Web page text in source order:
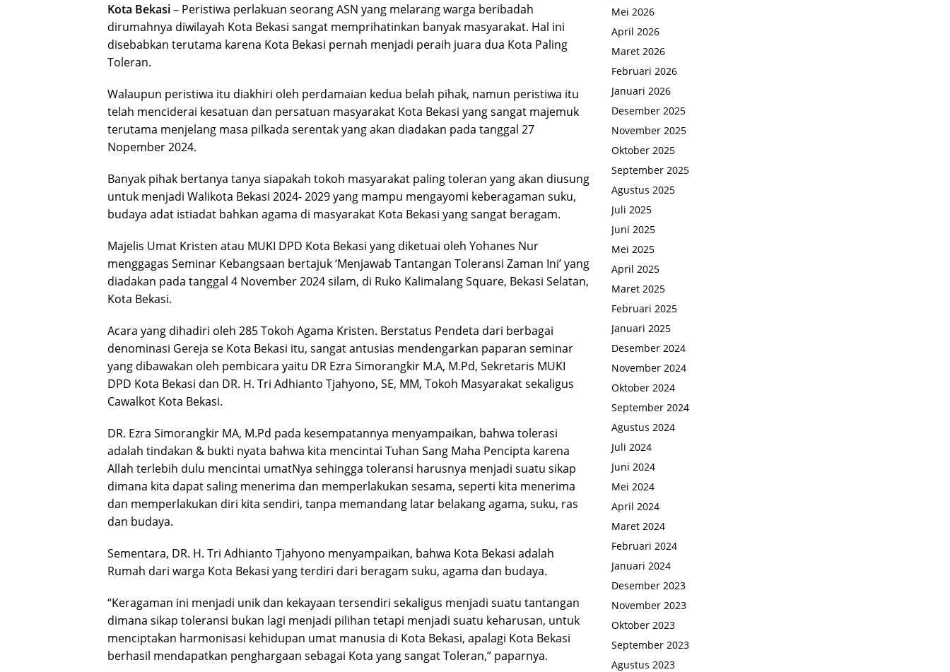
Kota Bekasi– Peristiwa perlakuan seorang ASN yang melarang warga beribadah
dirumahnya diwilayah Kota Bekasi sangat memprihatinkan banyak masyarakat. Hal ini
disebabkan terutama karena Kota Bekasi pernah menjadi peraih juara dua Kota Paling
Toleran.
Walaupun peristiwa itu diakhiri oleh perdamaian kedua belah pihak, namun peristiwa itu
telah menciderai kesatuan dan persatuan masyarakat Kota Bekasi yang sangat majemuk
terutama menjelang masa pilkada serentak yang akan diadakan pada tanggal 27
Nopember 2024.
Banyak pihak bertanya tanya siapakah tokoh masyarakat paling toleran yang akan diusung
untuk menjadi Walikota Bekasi 2024- 2029 yang mampu mengayomi keberagaman suku,
budaya adat istiadat bahkan agama di masyarakat Kota Bekasi yang sangat beragam.
Majelis Umat Kristen atau MUKI DPD Kota Bekasi yang diketuai oleh Yohanes Nur
menggagas Seminar Kebangsaan bertajuk ‘Menjawab Tantangan Toleransi Zaman Ini’ yang
diadakan pada tanggal 4 November 2024 silam, di Ruko Kalimalang Square, Bekasi Selatan,
Kota Bekasi.
Acara yang dihadiri oleh 285 Tokoh Agama Kristen. Berstatus Pendeta dari berbagai
denominasi Gereja se Kota Bekasi itu, sangat antusias mendengarkan paparan seminar
yang dibawakan oleh pembicara yaitu DR Ezra Simorangkir M.A, M.Pd, Sekretaris MUKI
DPD Kota Bekasi dan DR. H. Tri Adhianto Tjahyono, SE, MM, Tokoh Masyarakat sekaligus
Cawalkot Kota Bekasi.
DR. Ezra Simorangkir MA, M.Pd pada kesempatannya menyampaikan, bahwa tolerasi
adalah tindakan & bukti nyata bahwa kita mencintai Tuhan Sang Maha Pencipta karena
Allah terlebih dulu mencintai umatNya sehingga toleransi harusnya menjadi suatu sikap
dimana kita dapat saling menerima dan memperlakukan sesama, seperti kita menerima
dan memperlakukan diri kita sendiri, tanpa memandang latar belakang agama, suku, ras
dan budaya.
Sementara, DR. H. Tri Adhianto Tjahyono menyampaikan, bahwa Kota Bekasi adalah
Rumah dari warga Kota Bekasi yang terdiri dari beragam suku, agama dan budaya.
“Keragaman ini menjadi unik dan kekayaan tersendiri sekaligus menjadi suatu tantangan
dimana sikap toleransi bukan lagi menjadi pilihan tetapi menjadi suatu keharusan, untuk
menciptakan harmonisasi kehidupan umat manusia di Kota Bekasi, apalagi Kota Bekasi
berhasil mendapatkan penghargaan sebagai Kota yang sangat Toleran,” paparnya.
Mei 2026
April 2026
Maret 2026
Februari 2026
Januari 2026
Desember 2025
November 2025
Oktober 2025
September 2025
Agustus 2025
Juli 2025
Juni 2025
Mei 2025
April 2025
Maret 2025
Februari 2025
Januari 2025
Desember 2024
November 2024
Oktober 2024
September 2024
Agustus 2024
Juli 2024
Juni 2024
Mei 2024
April 2024
Maret 2024
Februari 2024
Januari 2024
Desember 2023
November 2023
Oktober 2023
September 2023
Agustus 2023